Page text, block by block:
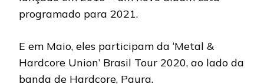
programado para 2021.
E em Maio, eles participam da ‘Metal &
Hardcore Union’ Brasil Tour 2020, ao lado da
banda de Hardcore, Paura.